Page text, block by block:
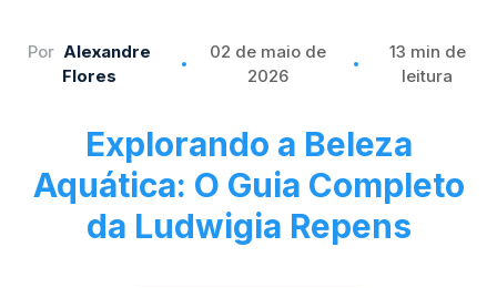
Por Alexandre
Flores
02 de maio de
2026
13 min de
leitura
Explorando a Beleza
Aquática: O Guia Completo
da Ludwigia Repens